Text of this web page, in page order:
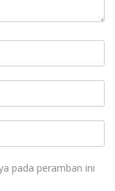
pada peramban ini